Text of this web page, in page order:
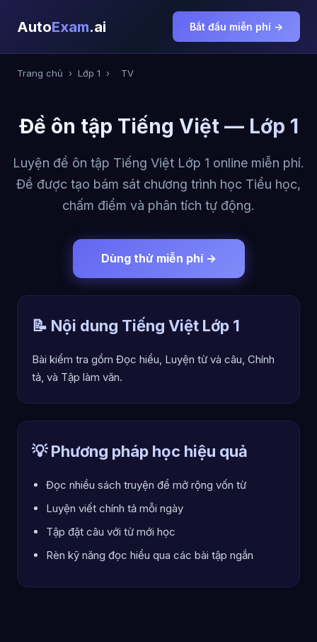
AutoExam.ai Bắt đầu miễn phí →
Trang chủ › Lớp 1 › TV
Đề ôn tập Tiếng Việt — Lớp 1
Luyện đề ôn tập Tiếng Việt Lớp 1 online miễn phí.
Đề được tạo bám sát chương trình học Tiểu học,
chấm điểm và phân tích tự động.
Dùng thử miễn phí →
📝 Nội dung Tiếng Việt Lớp 1
Bài kiểm tra gồm Đọc hiểu, Luyện từ và câu, Chính
tả, và Tập làm văn.
💡 Phương pháp học hiệu quả
Đọc nhiều sách truyện để mở rộng vốn từ
Luyện viết chính tả mỗi ngày
Tập đặt câu với từ mới học
Rèn kỹ năng đọc hiểu qua các bài tập ngắn